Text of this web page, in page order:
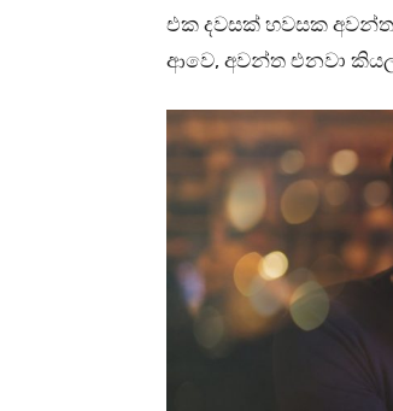
එක දවසක් හවසක
ආවෙ, අවන්ත එනවා